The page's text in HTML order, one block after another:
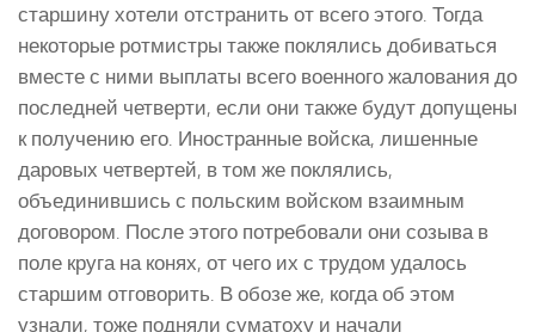
старшину хотели отстранить от всего этого. Тогда
некоторые ротмистры также поклялись добиваться
вместе с ними выплаты всего военного жалования до
последней четверти, если они также будут допущены
к получению его. Иностранные войска, лишенные
даровых четвертей, в том же поклялись,
объединившись с польским войском взаимным
договором. После этого потребовали они созыва в
поле круга на конях, от чего их с трудом удалось
старшим отговорить. В обозе же, когда об этом
узнали, тоже подняли суматоху и начали